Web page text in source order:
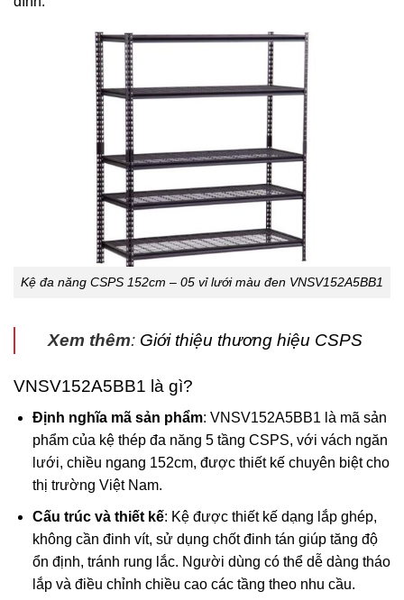
Kệ đa năng CSPS 152cm – 05 vỉ lưới màu đen VNSV152A5BB1
Xem thêm: Giới thiệu thương hiệu CSPS
VNSV152A5BB1 là gì?
Định nghĩa mã sản phẩm: VNSV152A5BB1 là mã sản
phẩm của kệ thép đa năng 5 tầng CSPS, với vách ngăn
lưới, chiều ngang 152cm, được thiết kế chuyên biệt cho
thị trường Việt Nam.
Cấu trúc và thiết kế: Kệ được thiết kế dạng lắp ghép,
không cần đinh vít, sử dụng chốt đinh tán giúp tăng độ
ổn định, tránh rung lắc. Người dùng có thể dễ dàng tháo
lắp và điều chỉnh chiều cao các tầng theo nhu cầu.